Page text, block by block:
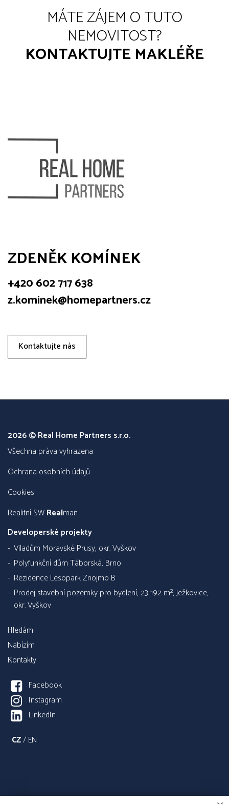
MÁTE ZÁJEM O TUTO
NEMOVITOST?
KONTAKTUJTE MAKLÉŘE
ZDENĚK KOMÍNEK
+420 602 717 638
z.kominek@homepartners.cz
Kontaktujte nás
2026 © Real Home Partners s.r.o.
všechna práva vyhrazena
Ochrana osobních údajů
Cookies
Realitní SWRealman
Developerské projekty
Viladům Moravské Prusy, okr. Vyškov
Polyfunkční dům Táborská, Brno
Rezidence Lesopark Znojmo B
Prodej stavební pozemky pro bydlení, 23 192 m², Ježkovice,
okr. Vyškov
Hledám
Nabízím
Kontakty
Facebook
Instagram
LinkedIn
CZ/EN